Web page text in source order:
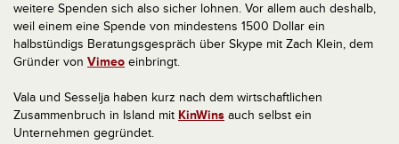
weitere Spenden sich also sicher lohnen. Vor allem auch deshalb,
weil einem eine Spende von mindestens 1500 Dollar ein
halbstündigs Beratungsgespräch über Skype mit Zach Klein, dem
Gründer von Vimeo einbringt.
Vala und Sesselja haben kurz nach dem wirtschaftlichen
Zusammenbruch in Island mit KinWins auch selbst ein
Unternehmen gegründet.